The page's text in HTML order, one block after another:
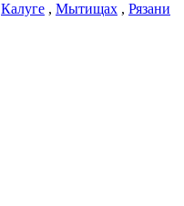
Калуге , Мытищах , Рязани